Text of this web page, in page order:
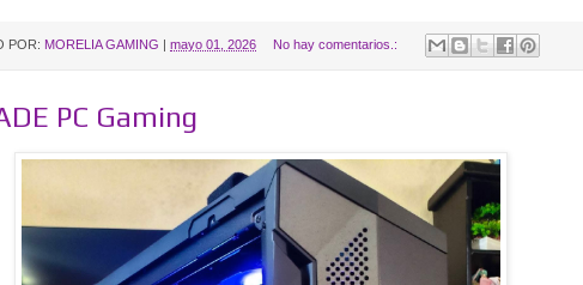
POR: MORELIA GAMING | mayo 01, 2026 No hay comentarios.:
PC Gaming